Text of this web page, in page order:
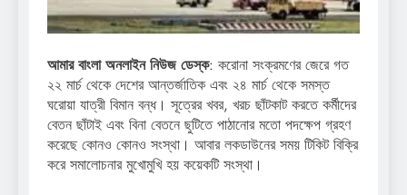
আমার বাংলা অনলাইন নিউজ ডেস্ক: করোনা সংক্রমণের জেরে গত
২২ মার্চ থেকে দেশের আন্তর্জাতিক এবং ২৪ মার্চ থেকে সমস্ত
ঘরোয়া যাত্রী বিমান বন্ধ। সূত্রের খবর, খরচ ছাঁটকাট করতে কর্মীদের
বেতন ছাঁটাই এবং বিনা বেতনে ছুটিতে পাঠানোর মতো পদক্ষেপ গ্রহণ
করেছে কোনও কোনও সংস্থা। আবার লকডাউনের সময় টিকিট বিক্রি
করে সমালোচনার মুখোমুখি হয় কয়েকটি সংস্থা।